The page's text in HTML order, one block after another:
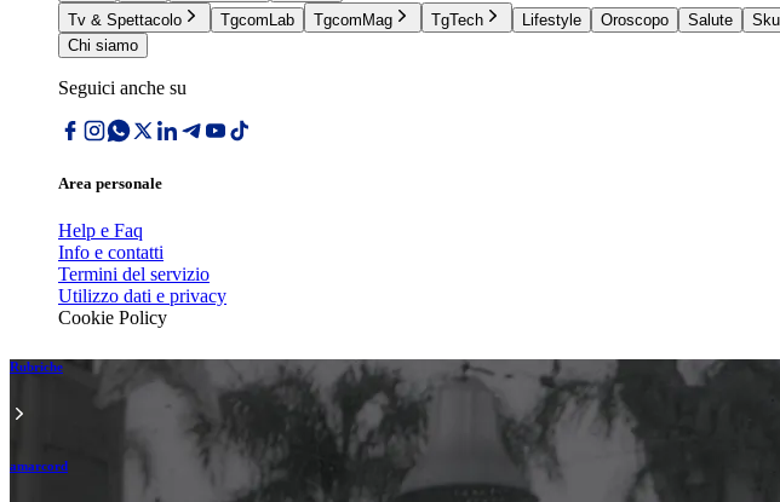
Tv & Spettacolo
TgcomLab TgcomMag TgTech Lifestyle Oroscopo Salute
Chi siamo
Seguici anche su
Area personale
Help e Faq
Info e contatti
Termini del servizio
Utilizzo dati e privacy
Cookie Policy
Rubriche
amarcord